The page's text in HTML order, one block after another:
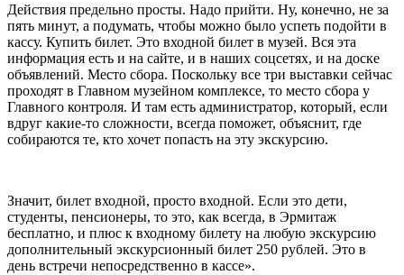
Действия предельно просты. Надо прийти. Ну, конечно, не за
пять минут, а подумать, чтобы можно было успеть подойти в
кассу. Купить билет. Это входной билет в музей. Вся эта
информация есть и на сайте, и в наших соцсетях, и на доске
объявлений. Место сбора. Поскольку все три выставки сейчас
проходят в Главном музейном комплексе, то место сбора у
Главного контроля. И там есть администратор, который, если
вдруг какие-то сложности, всегда поможет, объяснит, где
собираются те, кто хочет попасть на эту экскурсию.
Значит, билет входной, просто входной. Если это дети,
студенты, пенсионеры, то это, как всегда, в Эрмитаж
бесплатно, и плюс к входному билету на любую экскурсию
дополнительный экскурсионный билет 250 рублей. Это в
день встречи непосредственно в кассе».